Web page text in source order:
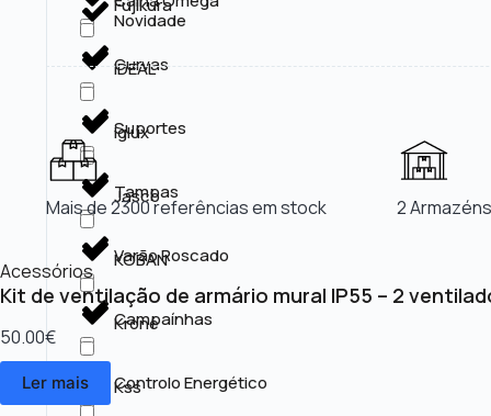
Curvas
Suportes
Tampas
Varão Roscado
Campaínhas
Controlo Energético
Fujikura
IDEAL
Iglux
Jasco
KOBAN
Krone
Kss
Novidade
Mais de 2300 referências em stock 2
Acessórios
Kit de ventilação de armário mural IP55 – 2
50.00€
Ler mais